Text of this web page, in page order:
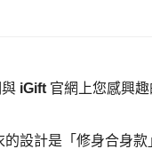
iGift 官網上您感興
設計是「修身合身